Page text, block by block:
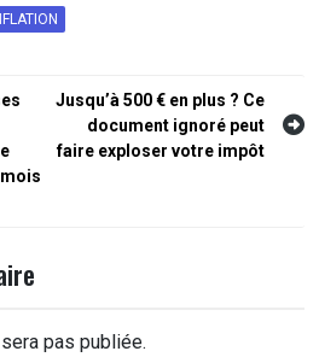
Jusqu’à 500 € en plus ? Ce
document ignoré peut
faire exploser votre impôt
pas publiée.